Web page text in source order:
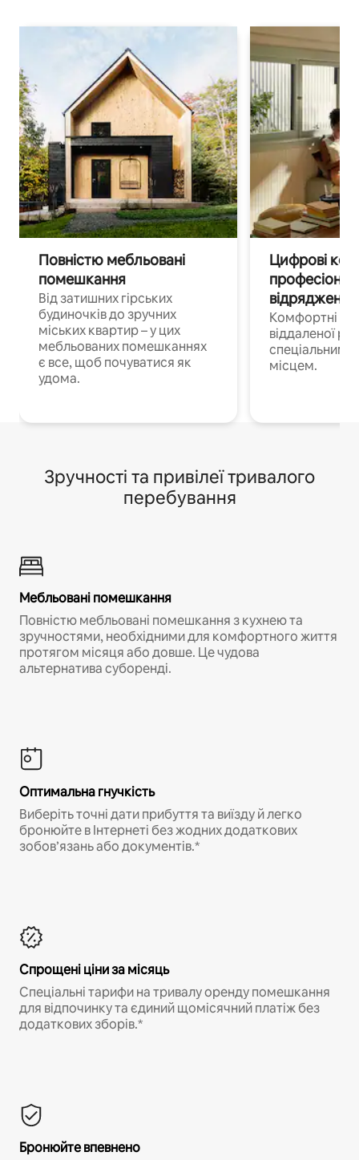
Повністю мебльовані
помешкання
Від затишних гірських
будиночків до зручних
міських квартир – у цих
мебльованих помешканнях
є все, щоб почуватися як
удома.
Цифрові
Комфортні
віддаленої
спеціальним
місцем.
Зручності та привілеї тривалого
перебування
Мебльовані помешкання
Повністю мебльовані помешкання з кухнею та
зручностями, необхідними для комфортного життя
протягом місяця або довше. Це чудова
альтернатива суборенді.
Оптимальна гнучкість
Виберіть точні дати прибуття та виїзду й легко
бронюйте в Інтернеті без жодних додаткових
зобов’язань або документів.*
Спрощені ціни за місяць
Спеціальні тарифи на тривалу оренду помешкання
для відпочинку та єдиний щомісячний платіж без
додаткових зборів.*
Бронюйте впевнено